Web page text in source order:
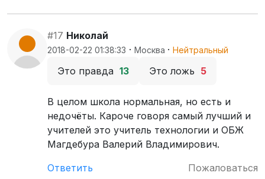
#17 Николай
2018-02-22 01:38:33 · Москва · Нейтральный
Это правда 13 Это ложь 5
В целом школа нормальная, но есть и
недочёты. Кароче говоря самый лучший и
учителей это учитель технологии и ОБЖ
Магдебура Валерий Владимирович.
Ответить
Пожаловаться